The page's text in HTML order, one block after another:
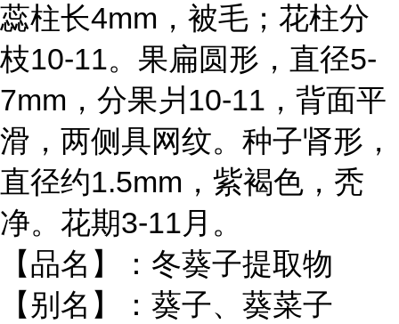
蕊柱长4mm，被毛；花柱分
枝10-11。果扁圆形，直径5-
7mm，分果爿10-11，背面平
滑，两侧具网纹。种子肾形，
直径约1.5mm，紫褐色，秃
净。花期3-11月。
【品名】：冬葵子提取物
【别名】：葵子、葵菜子